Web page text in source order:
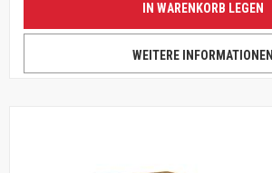
IN WARENKORB LEGEN
WEITERE INFORMATIONEN